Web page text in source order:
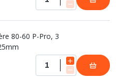
80-60 P-Pro, 3